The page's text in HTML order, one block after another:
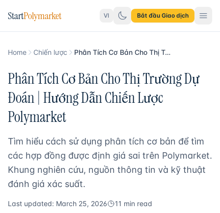
StartPolymarket VI Bắt đầu Giao dịch
Home Chiến lược Phân Tích Cơ Bản Cho Thị Trường Dự Đoán
Phân Tích Cơ Bản Cho Thị Trường Dự
Đoán | Hướng Dẫn Chiến Lược
Polymarket
Tìm hiểu cách sử dụng phân tích cơ bản để tìm
các hợp đồng được định giá sai trên Polymarket.
Khung nghiên cứu, nguồn thông tin và kỹ thuật
đánh giá xác suất.
Last updated: March 25, 2026 11 min read